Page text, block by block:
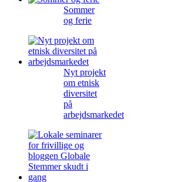
Sommer
og ferie
Nyt projekt
om etnisk
diversitet
på
arbejdsmarkedet